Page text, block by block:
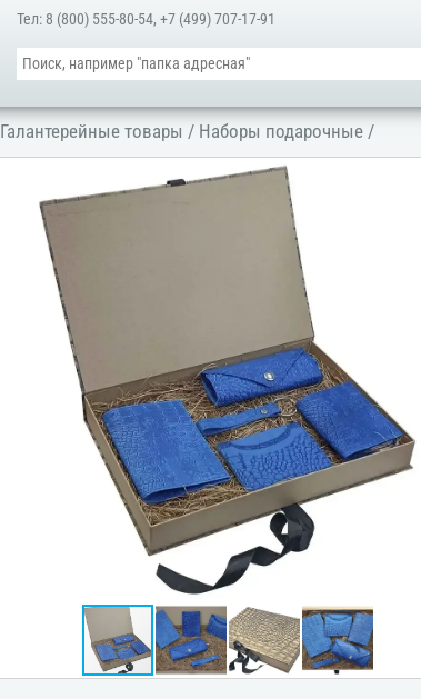
Тел: 8 (800) 555-80-54,+7 (499) 707-17-91
Галантерейные товары / Наборы подарочные /